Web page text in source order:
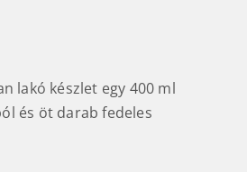
lakó készlet egy 400 ml
és öt darab fedeles